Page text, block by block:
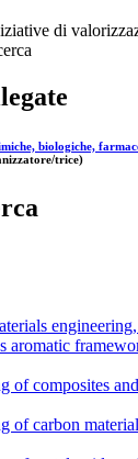
di
biologiche,
trice)
aromatic
of composites
of carbon